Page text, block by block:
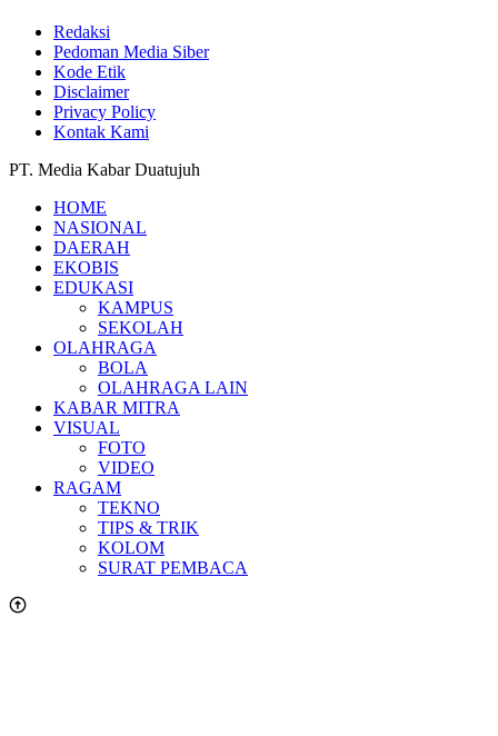
Redaksi
Pedoman Media Siber
Kode Etik
Disclaimer
Privacy Policy
Kontak Kami
PT. Media Kabar Duatujuh
HOME
NASIONAL
DAERAH
EKOBIS
EDUKASI
KAMPUS
SEKOLAH
OLAHRAGA
BOLA
OLAHRAGA LAIN
KABAR MITRA
VISUAL
FOTO
VIDEO
RAGAM
TEKNO
TIPS & TRIK
KOLOM
SURAT PEMBACA